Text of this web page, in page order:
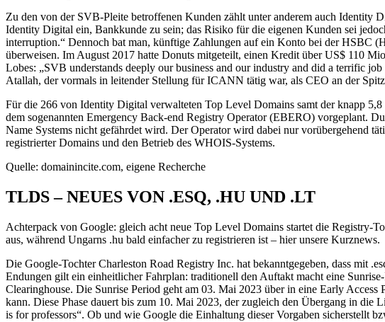
Zu den von der SVB-Pleite betroffenen Kunden zählt unter anderem auch Identity
Identity Digital ein, Bankkunde zu sein; das Risiko für die eigenen Kunden sei
interruption.“ Dennoch bat man, künftige Zahlungen auf ein Konto bei der HSBC
überweisen. Im August 2017 hatte Donuts mitgeteilt, einen Kredit über US$ 110
Lobes: „SVB understands deeply our business and our industry and did a terrific
Atallah, der vormals in leitender Stellung für ICANN tätig war, als CEO an der
Für die 266 von Identity Digital verwalteten Top Level Domains samt der knapp
dem sogenannten Emergency Back-end Registry Operator (EBERO) vorgeplant.
Name Systems nicht gefährdet wird. Der Operator wird dabei nur vorübergehend
registrierter Domains und den Betrieb des WHOIS-Systems.
Quelle: domainincite.com, eigene Recherche
TLDS – NEUES VON .ESQ, .HU UND .LT
Achterpack von Google: gleich acht neue Top Level Domains startet die
aus, während Ungarns .hu bald einfacher zu registrieren ist – hier unsere Kurznews.
Die Google-Tochter Charleston Road Registry Inc. hat bekanntgegeben, dass mit
Endungen gilt ein einheitlicher Fahrplan: traditionell den Auftakt macht eine
Clearinghouse. Die Sunrise Period geht am 03. Mai 2023 über in eine Early
kann. Diese Phase dauert bis zum 10. Mai 2023, der zugleich den Übergang in die
is for professors“. Ob und wie Google die Einhaltung dieser Vorgaben sicherstellt